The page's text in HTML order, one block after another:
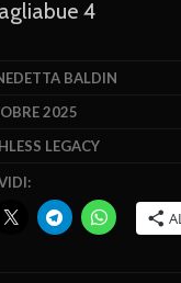
4
BALDIN
2025
LEGACY